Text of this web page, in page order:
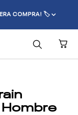
A $70.000 🚚
Hombre